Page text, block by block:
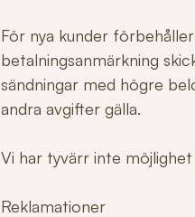
För nya kunder
betalningsanmärkning
sändningar med högre
andra avgifter gälla.
Vi har tyvärr inte
Reklamationer